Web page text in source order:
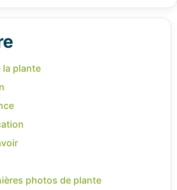
la plante
photos de plante